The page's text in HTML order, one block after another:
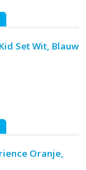
Set Wit, Blauw
Oranje,